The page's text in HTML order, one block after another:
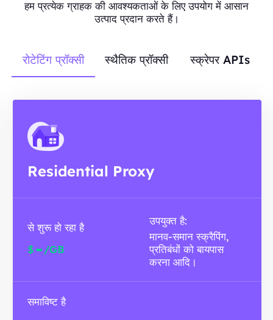
हम प्रत्येक ग्राहक की आवश्यकताओं के लिए उपयोग में आसान
उत्पाद प्रदान करते हैं।
रोटेटिंग प्रॉक्सी स्थैतिक प्रॉक्सी स्क्रेपर APIs
Residential Proxy
से शुरू हो रहा है
$- /GB
उपयुक्त है:
मानव-समान स्क्रैपिंग,
प्रतिबंधों को बायपास
करना आदि।
समाविष्ट है